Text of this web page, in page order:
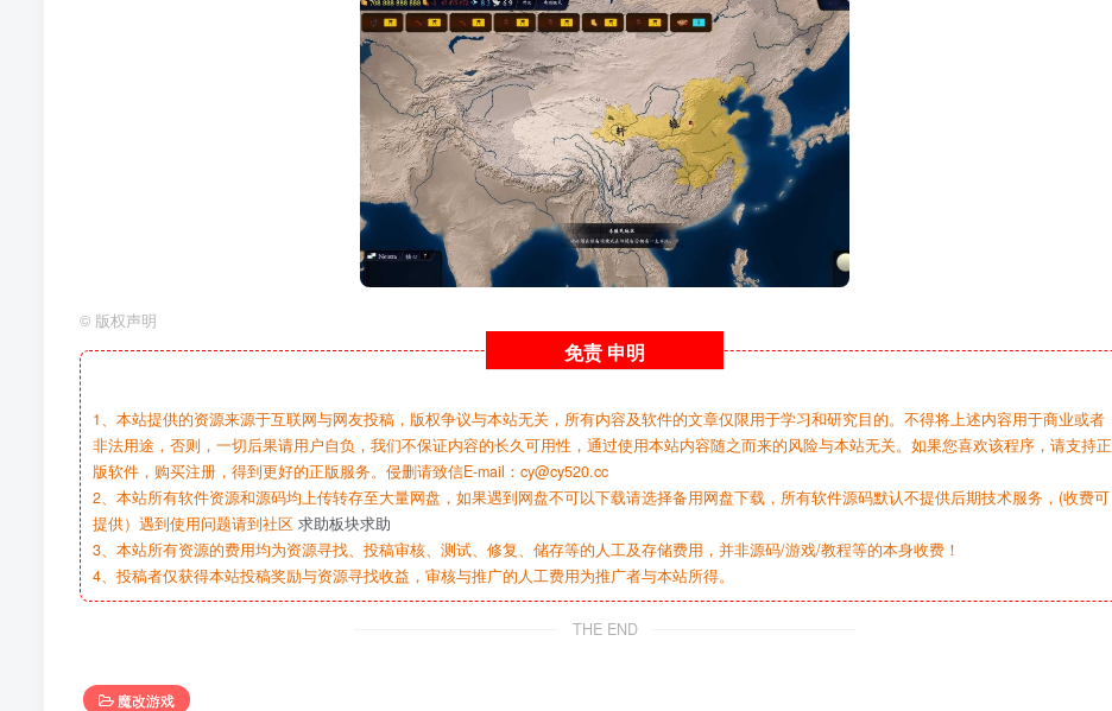
© 版权声明
免责 申明
1、本站提供的资源来源于互联网与网友投稿，版权争议与本站无关，所有内容及软件的文章仅限用于学习和研究目的。不得将上述内容用于商业或者
非法用途，否则，一切后果请用户自负，我们不保证内容的长久可用性，通过使用本站内容随之而来的风险与本站无关。如果您喜欢该程序，请支持正
版软件，购买注册，得到更好的正版服务。侵删请致信E-mail：cy@cy520.cc
2、本站所有软件资源和源码均上传转存至大量网盘，如果遇到网盘不可以下载请选择备用网盘下载，所有软件源码默认不提供后期技术服务，(收费可
提供）遇到使用问题请到社区 求助板块求助
3、本站所有资源的费用均为资源寻找、投稿审核、测试、修复、储存等的人工及存储费用，并非源码/游戏/教程等的本身收费！
4、投稿者仅获得本站投稿奖励与资源寻找收益，审核与推广的人工费用为推广者与本站所得。
THE END
魔改游戏